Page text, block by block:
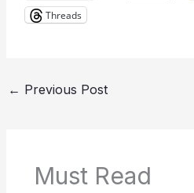
Threads
← Previous Post
Must Read